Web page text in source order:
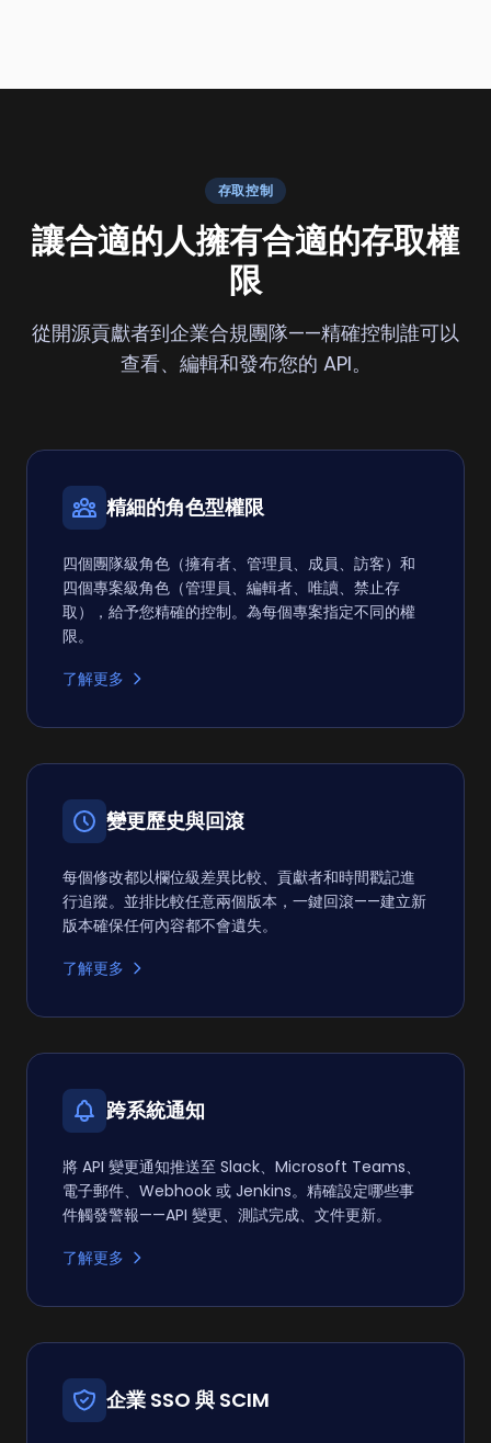
存取控制
讓合適的人擁有合適的存取權
限
從開源貢獻者到企業合規團隊——精確控制誰可以
查看、編輯和發布您的 API。
精細的角色型權限
四個團隊級角色（擁有者、管理員、成員、訪客）和
四個專案級角色（管理員、編輯者、唯讀、禁止存
取），給予您精確的控制。為每個專案指定不同的權
限。
了解更多
變更歷史與回滾
每個修改都以欄位級差異比較、貢獻者和時間戳記進
行追蹤。並排比較任意兩個版本，一鍵回滾——建立新
版本確保任何內容都不會遺失。
了解更多
跨系統通知
將 API 變更通知推送至 Slack、Microsoft Teams、
電子郵件、Webhook 或 Jenkins。精確設定哪些事
件觸發警報——API 變更、測試完成、文件更新。
了解更多
企業 SSO 與 SCIM